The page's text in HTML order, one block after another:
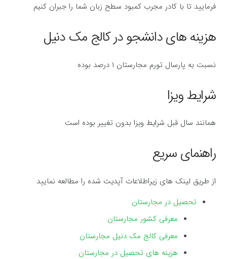
فرمایید تا با کادر مجرب کمبود سطح زبان شما را جبران کنیم
هزینه های دانشجو در کالج مک دنیل
نسبت به پارسال تورم مجارستان ۱ درصد بوده
شرایط ویزا
همانند سال قبل شرایط ویزا بدون تغییر بوده است
راهنمای سریع
از طریق لینک های زیراطلاعات آپدیت شده را مطالعه نمایید
تحصیل در مجارستان
معرفی کشور مجارستان
معرفی کالج مک دنیل مجارستان
هزینه های تحصیل در مجارستان